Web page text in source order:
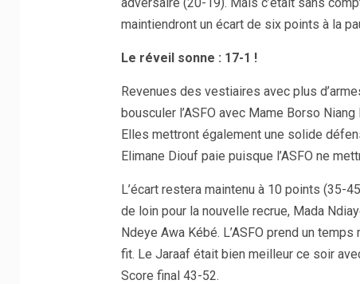
maintiendront un écart de six points à la
Le réveil sonne : 17-1 !
Revenues des vestiaires avec plus
bousculer l’ASFO avec Mame Borso
Elles mettront également une solide
Elimane Diouf paie puisque l’ASFO ne
L’écart restera maintenu à 10 points (35-
de loin pour la nouvelle recrue, Mada
Ndeye Awa Kébé. L’ASFO prend un
fit. Le Jaraaf était bien meilleur ce soir
Score final 43-52.